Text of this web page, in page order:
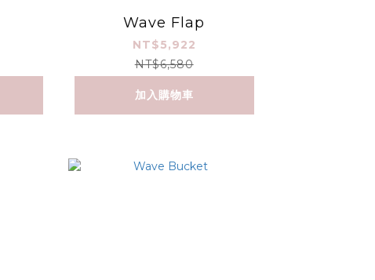
Wave Flap
NT$5,922
NT$6,580
加入購物車